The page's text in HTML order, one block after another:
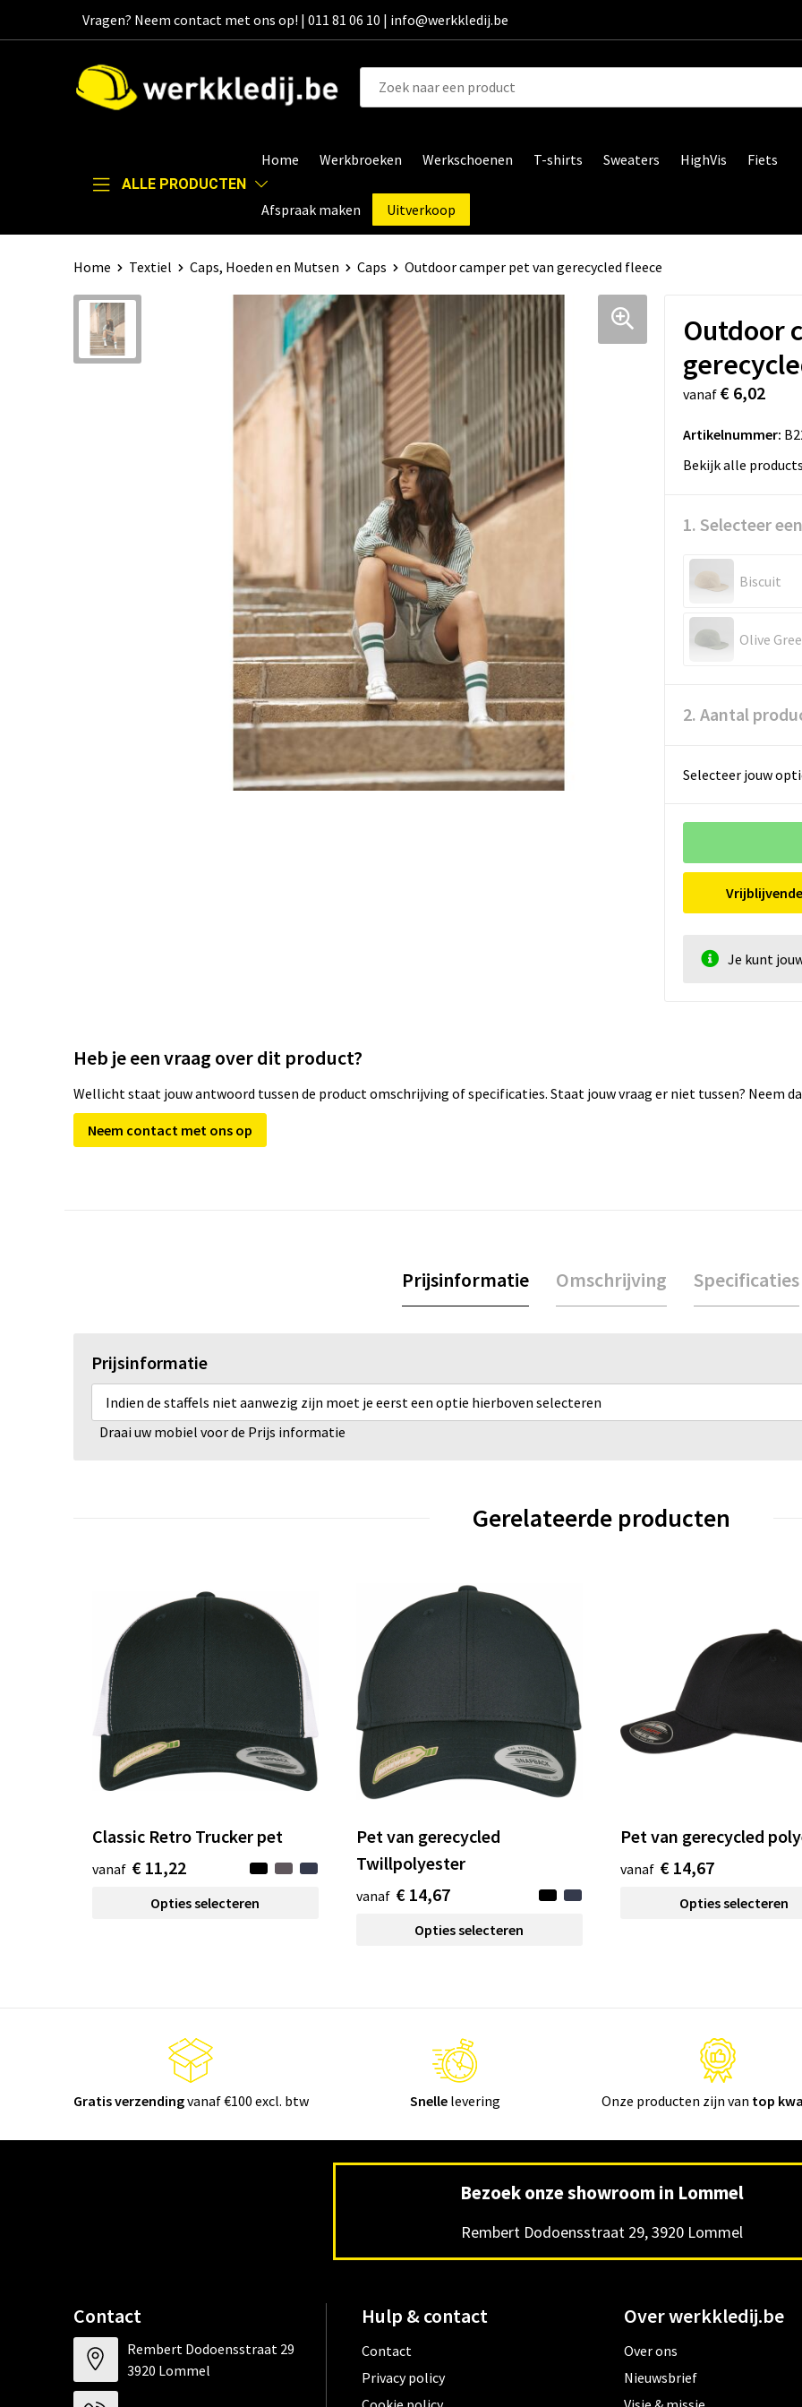
Vragen? Neem contact met ons op! | 011 81 06 10 | info@werkkledij.be
ALLE PRODUCTEN
Home Werkbroeken Werkschoenen T-shirts Sweaters HighVis Fiets
Afspraak maken Uitverkoop
Home Textiel Caps, Hoeden en Mutsen Caps Outdoor camper pet van gerecycled fleece
Outdoor
vanaf € 6,02
Artikelnummer:
Bekijk alle
1. Selecteer
Biscuit
Olive
2. Aantal
Selecteer jouw
Je kunt
Heb je een vraag over dit product?
Wellicht staat jouw antwoord tussen de product omschrijving of specificaties. Staat jouw vraag er niet tussen? Neem
Neem contact met ons op
Prijsinformatie Omschrijving Specificaties
Prijsinformatie
Indien de staffels niet aanwezig zijn moet je eerst een optie hierboven selecteren
Draai uw mobiel voor de Prijs informatie
Gerelateerde producten
Classic Retro Trucker pet
vanaf € 11,22
Opties selecteren
Pet van gerecycled
Twillpolyester
vanaf € 14,67
Opties selecteren
Pet van gerecycled
vanaf € 14,67
Opties selecteren
Gratis verzendingvanaf €100 excl. btw Snellelevering Onze producten zijn van top
Bezoek onze showroom in Lommel
Rembert Dodoensstraat 29, 3920 Lommel
Contact
Rembert Dodoensstraat 29
3920 Lommel
Hulp & contact
Contact
Privacy policy
Over werkkledij.be
Over ons
Nieuwsbrief